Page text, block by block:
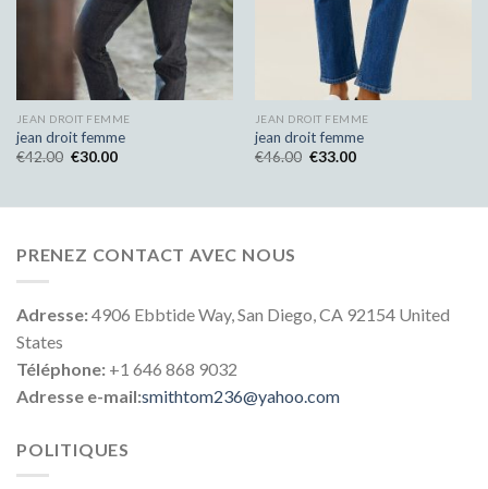
JEAN DROIT FEMME
jean droit femme
€42.00 €30.00
JEAN DROIT FEMME
jean droit femme
€46.00 €33.00
PRENEZ CONTACT AVEC NOUS
Adresse:4906 Ebbtide Way, San Diego, CA 92154 United
States
Téléphone: +1 646 868 9032
Adresse e-mail:smithtom236@yahoo.com
POLITIQUES